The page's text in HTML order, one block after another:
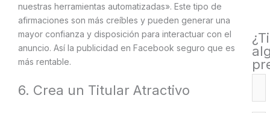
nuestras herramientas automatizadas». Este tipo de
afirmaciones son más creíbles y pueden generar una
mayor confianza y disposición para interactuar con el
anuncio. Así la publicidad en Facebook seguro que es
más rentable.
6. Crea un Titular Atractivo